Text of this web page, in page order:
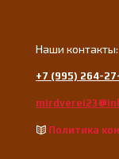
Наши контакты:
+7 (995) 264-
Политика